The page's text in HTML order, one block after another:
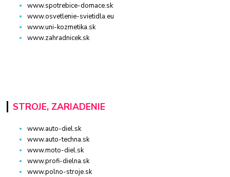
www.spotrebice-domace.sk
www.osvetlenie-svietidla.eu
www.uni-kozmetika.sk
www.zahradnicek.sk
STROJE, ZARIADENIE
www.auto-diel.sk
www.auto-techna.sk
www.moto-diel.sk
www.profi-dielna.sk
www.polno-stroje.sk